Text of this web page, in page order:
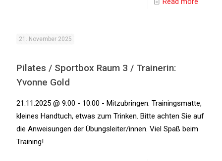
21. November 2025
Pilates / Sportbox Raum 3 / Trainerin:
Yvonne Gold
21.11.2025 @ 9:00 - 10:00 - Mitzubringen: Trainingsmatte,
kleines Handtuch, etwas zum Trinken. Bitte achten Sie auf
die Anweisungen der Übungsleiter/innen. Viel Spaß beim
Training!